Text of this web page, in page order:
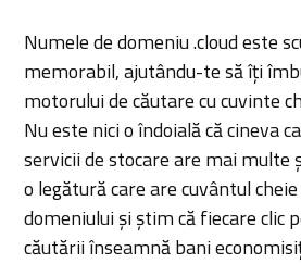
Numele de domeniu .cloud este
memorabil, ajutându-te să îți
motorului de căutare cu cuvinte
Nu este nici o îndoială că cineva
servicii de stocare are mai multe
o legătură care are cuvântul
domeniului și știm că fiecare clic
căutării înseamnă bani